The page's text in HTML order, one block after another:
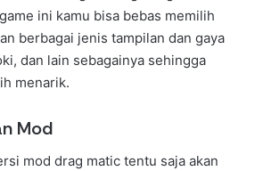
ini kamu bisa bebas memilih
berbagai jenis tampilan dan gaya
dan lain sebagainya sehingga
menarik.
Mod
mod drag matic tentu saja akan